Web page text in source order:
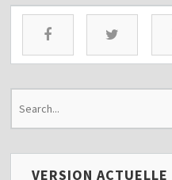
VERSION ACTUELLE